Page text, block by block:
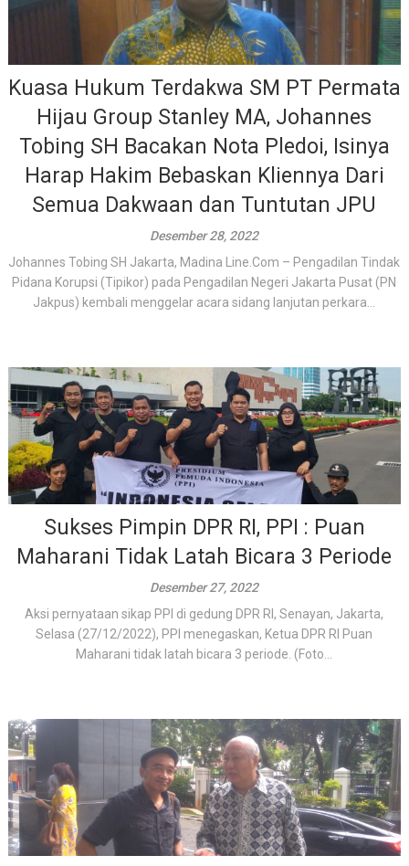
Kuasa Hukum Terdakwa SM PT Permata
Hijau Group Stanley MA, Johannes
Tobing SH Bacakan Nota Pledoi, Isinya
Harap Hakim Bebaskan Kliennya Dari
Semua Dakwaan dan Tuntutan JPU
Desember 28, 2022
Johannes Tobing SH Jakarta, Madina Line.Com – Pengadilan Tindak
Pidana Korupsi (Tipikor) pada Pengadilan Negeri Jakarta Pusat (PN
Jakpus) kembali menggelar acara sidang lanjutan perkara...
Sukses Pimpin DPR RI, PPI : Puan
Maharani Tidak Latah Bicara 3 Periode
Desember 27, 2022
Aksi pernyataan sikap PPI di gedung DPR RI, Senayan, Jakarta,
Selasa (27/12/2022), PPI menegaskan, Ketua DPR RI Puan
Maharani tidak latah bicara 3 periode. (Foto...